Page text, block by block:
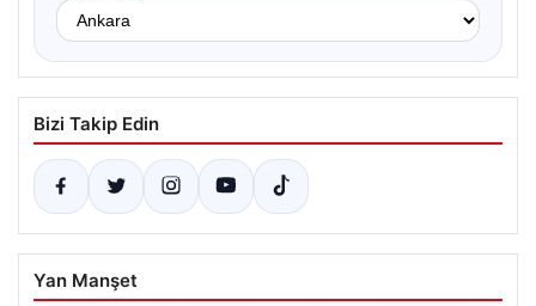
Bizi Takip Edin
Yan Manşet